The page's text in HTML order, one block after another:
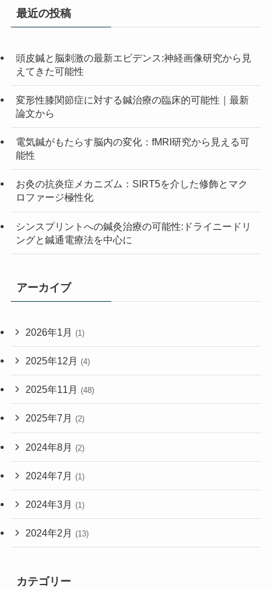
最近の投稿
頭皮鍼と脳刺激の最新エビデンス:神経画像研究から見
えてきた可能性
変形性膝関節症に対する鍼治療の臨床的可能性｜最新
論文から
電気鍼がもたらす脳内の変化：fMRI研究から見える可
能性
お灸の抗炎症メカニズム：SIRT5を介した修飾とマク
ロファージ極性化
シンスプリントへの鍼灸治療の可能性:ドライニードリ
ングと鍼通電療法を中心に
アーカイブ
2026年1月 (1)
2025年12月 (4)
2025年11月 (48)
2025年7月 (2)
2024年8月 (2)
2024年7月 (1)
2024年3月 (1)
2024年2月 (13)
カテゴリー